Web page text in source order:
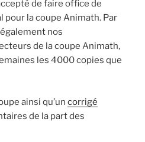
de faire office de
pour la coupe Animath. Par
nos
de la coupe Animath,
les 4000 copies que
ainsi qu’un corrigé
de la part des